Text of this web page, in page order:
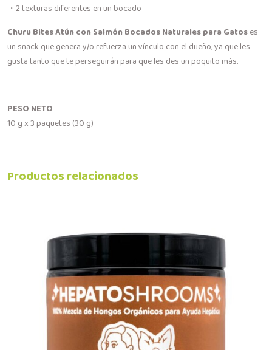
・2 texturas diferentes en un bocado
Churu Bites Atún con Salmón Bocados Naturales para Gatoses
un snack que genera y/o refuerza un vínculo con el dueño, ya que les
gusta tanto que te perseguirán para que les des un poquito más.
PESO NETO
10 g x 3 paquetes (30 g)
Productos relacionados